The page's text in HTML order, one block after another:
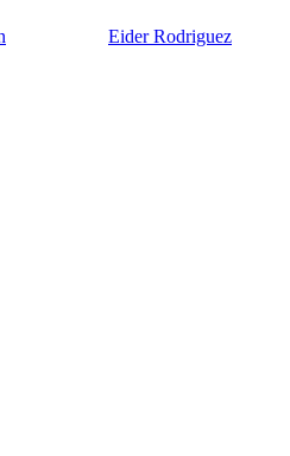
Eider Rodriguez